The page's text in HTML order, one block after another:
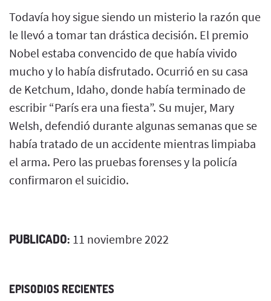
Todavía hoy sigue siendo un misterio la razón que
le llevó a tomar tan drástica decisión. El premio
Nobel estaba convencido de que había vivido
mucho y lo había disfrutado. Ocurrió en su casa
de Ketchum, Idaho, donde había terminado de
escribir “París era una fiesta”. Su mujer, Mary
Welsh, defendió durante algunas semanas que se
había tratado de un accidente mientras limpiaba
el arma. Pero las pruebas forenses y la policía
confirmaron el suicidio.
PUBLICADO: 11 noviembre 2022
EPISODIOS RECIENTES